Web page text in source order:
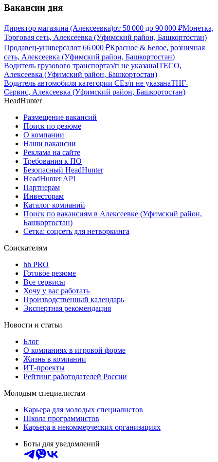
Вакансии дня
Директор магазина (Алексеевка)от 58 000 до 90 000 ₽Монетка,
Торговая сеть, Алексеевка (Уфимский район, Башкортостан)
Продавец-универсалот 66 000 ₽Красное & Белое, розничная
сеть, Алексеевка (Уфимский район, Башкортостан)
Водитель грузового транспортаз/п не указанаITECO,
Алексеевка (Уфимский район, Башкортостан)
Водитель автомобиля категории CЕз/п не указанаТНГ-
Сервис, Алексеевка (Уфимский район, Башкортостан)
HeadHunter
Размещение вакансий
Поиск по резюме
О компании
Наши вакансии
Реклама на сайте
Требования к ПО
Безопасный HeadHunter
HeadHunter API
Партнерам
Инвесторам
Каталог компаний
Поиск по вакансиям в Алексеевке (Уфимский район,
Башкортостан)
Сетка: соцсеть для нетворкинга
Соискателям
hh PRO
Готовое резюме
Все сервисы
Хочу у вас работать
Производственный календарь
Экспертная рекомендация
Новости и статьи
Блог
О компаниях в игровой форме
Жизнь в компании
ИТ-проекты
Рейтинг работодателей России
Молодым специалистам
Карьера для молодых специалистов
Школа программистов
Карьера в некоммерческих организациях
Боты для уведомлений